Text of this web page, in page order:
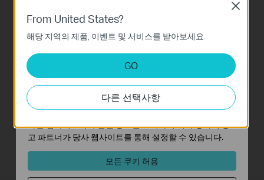
Address
Link Routers
Windows
This video will show you how to set up Address Reservation on TP-Link routers.
More
From United States?
해당 지역의 제품, 이벤트 및 서비스를 받아보세요.
GO
다른 선택사항
Close
이 쿠키는 웹사이트가 작동하는 데 필요하며 사용자의 시
스템에서 비활성화할 수 없습니다.
분석 및 마케팅 쿠키
분석 쿠키는 웹사이트의 기능을 개선하고 조정하기 위해
웹사이트에서의 사용자 활동을 분석하는 데 사용하는 쿠키
입니다.
마케팅 쿠키는 귀하의 관심사에 대한 프로필을 생성하고
다른 웹사이트에서 관련 광고를 표시하기 위해 당사의 광
고 파트너가 당사 웹사이트를 통해 설정할 수 있습니다.
모든 쿠키 허용